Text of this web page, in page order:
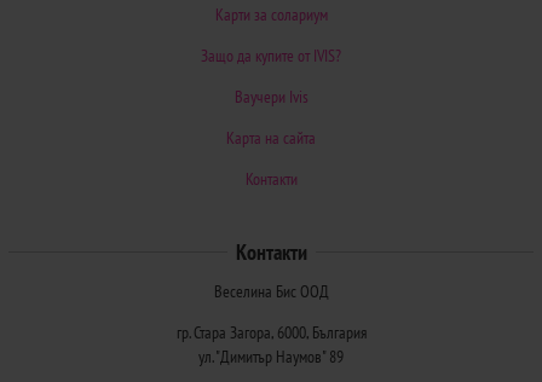
Карти за солариум
Защо да купите от IVIS?
Ваучери Ivis
Карта на сайта
Контакти
Контакти
Веселина Бис ООД
гр. Стара Загора, 6000, България
ул. "Димитър Наумов" 89